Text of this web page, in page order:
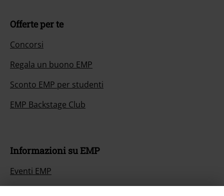
Offerte per te
Concorsi
Regala un buono EMP
Sconto EMP per studenti
EMP Backstage Club
Informazioni su EMP
Eventi EMP